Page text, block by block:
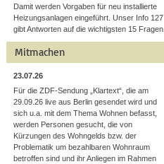
Damit werden Vorgaben für neu installierte
Heizungsanlagen eingeführt. Unser Info 127
gibt Antworten auf die wichtigsten 15 Fragen.
Mitmachen
23.07.26
Für die ZDF-Sendung „Klartext“, die am
29.09.26 live aus Berlin gesendet wird und
sich u.a. mit dem Thema Wohnen befasst,
werden Personen gesucht, die von
Kürzungen des Wohngelds bzw. der
Problematik um bezahlbaren Wohnraum
betroffen sind und ihr Anliegen im Rahmen